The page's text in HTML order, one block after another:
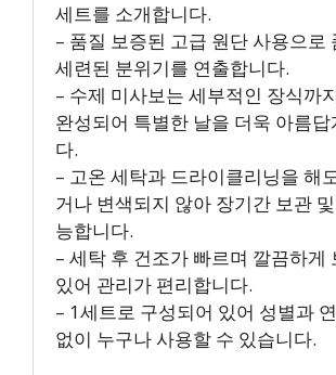
세트를 소개합니다.
– 품질 보증된 고급 원단 사용으로
세련된 분위기를 연출합니다.
– 수제 미사보는 세부적인 장식까
완성되어 특별한 날을 더욱 아름답
다.
– 고온 세탁과 드라이클리닝을 해
거나 변색되지 않아 장기간 보관
능합니다.
– 세탁 후 건조가 빠르며 깔끔하게
있어 관리가 편리합니다.
– 1세트로 구성되어 있어 성별과
없이 누구나 사용할 수 있습니다.